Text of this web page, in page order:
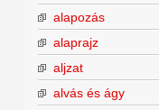
alapozás
alaprajz
aljzat
alvás és ágy